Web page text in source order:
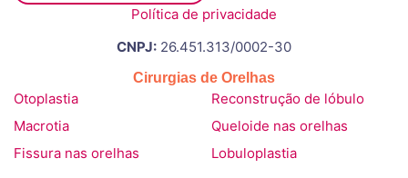
Política de privacidade
CNPJ: 26.451.313/0002-30
Cirurgias de Orelhas
Otoplastia
Macrotia
Fissura nas orelhas
Reconstrução de lóbulo
Queloide nas orelhas
Lobuloplastia